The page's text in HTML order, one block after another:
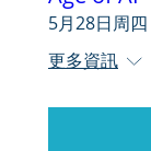
5月28日周四
更多資訊